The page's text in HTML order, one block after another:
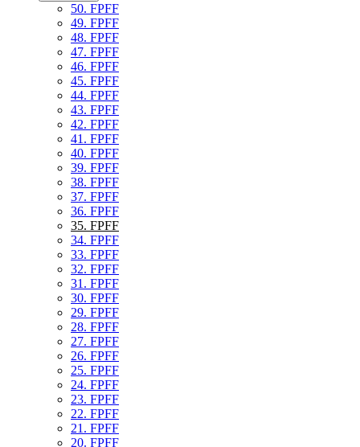
50. FPFF
49. FPFF
48. FPFF
47. FPFF
46. FPFF
45. FPFF
44. FPFF
43. FPFF
42. FPFF
41. FPFF
40. FPFF
39. FPFF
38. FPFF
37. FPFF
36. FPFF
35. FPFF
34. FPFF
33. FPFF
32. FPFF
31. FPFF
30. FPFF
29. FPFF
28. FPFF
27. FPFF
26. FPFF
25. FPFF
24. FPFF
23. FPFF
22. FPFF
21. FPFF
20. FPFF